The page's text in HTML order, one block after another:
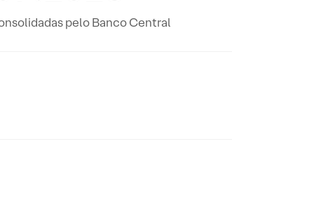
pelo Banco Central